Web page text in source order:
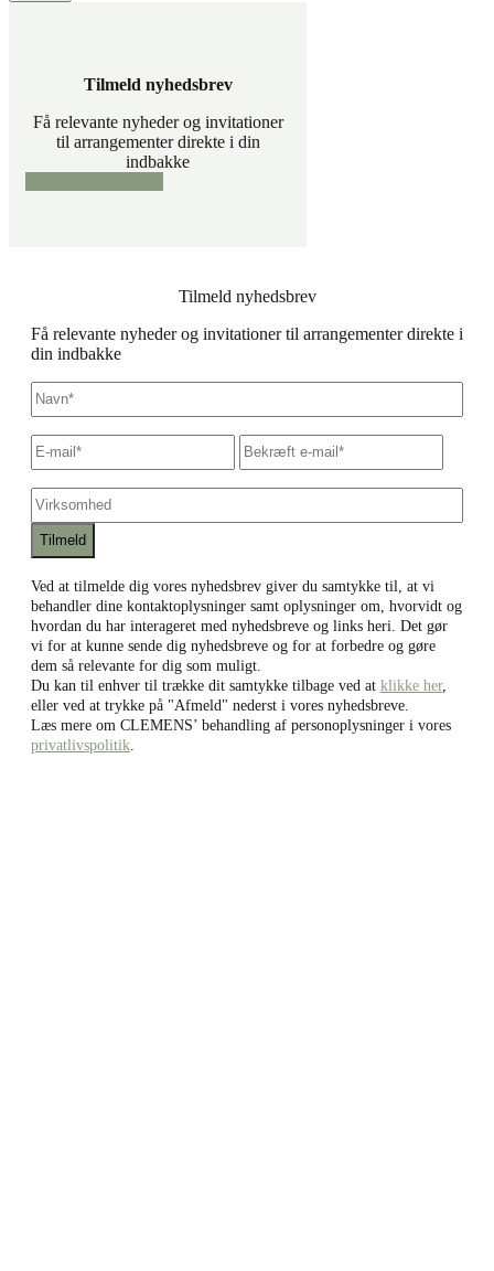
Tilmeld nyhedsbrev
Få relevante nyheder og invitationer
til arrangementer direkte i din
indbakke
Tilmeld nyhedsbrev
Få relevante nyheder og invitationer til arrangementer direkte i
din indbakke
Navn *
E-
mail*
Skriv
e-
Virksomhed
Ved at tilmelde dig vores nyhedsbrev giver du samtykke til, at vi
behandler dine kontaktoplysninger samt oplysninger om, hvorvidt og
hvordan du har interageret med nyhedsbreve og links heri. Det gør
vi for at kunne sende dig nyhedsbreve og for at forbedre og gøre
dem så relevante for dig som muligt.
Du kan til enhver til trække dit samtykke tilbage ved at klikke her,
eller ved at trykke på "Afmeld" nederst i vores nyhedsbreve.
Læs mere om CLEMENS’ behandling af personoplysninger i vores
privatlivspolitik